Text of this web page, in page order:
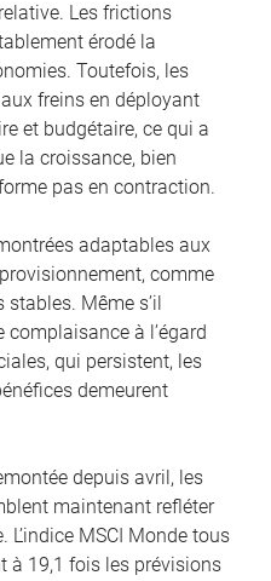
Les frictions
érodé la
Toutefois, les
freins en déployant
et budgétaire, ce qui a
la croissance, bien
pas en contraction.
adaptables aux
comme
Même s’il
à l’égard
qui persistent, les
demeurent
depuis avril, les
maintenant refléter
L’indice MSCI Monde tous
à 19,1 fois les prévisions